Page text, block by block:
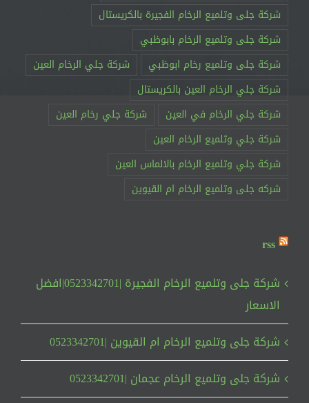
شركة جلى وتلميع الرخام الفجيرة بالكريستال
شركة جلى وتلميع الرخام بابوظبي
شركة جلى وتلميع رخام ابوظبي
شركة جلي الرخام العين
شركة جلي الرخام العين بالكريستال
شركة جلي الرخام في العين
شركة جلي رخام العين
شركة جلي وتلميع الرخام العين
شركة جلي وتلميع الرخام بالالماس العين
شركه جلى وتلميع الرخام ام القيوين
rss
شركة جلى وتلميع الرخام الفجيرة |0523342701|افضل
الاسعار
شركة جلى وتلميع الرخام ام القيوين |0523342701
شركة جلى وتلميع الرخام عجمان |0523342701